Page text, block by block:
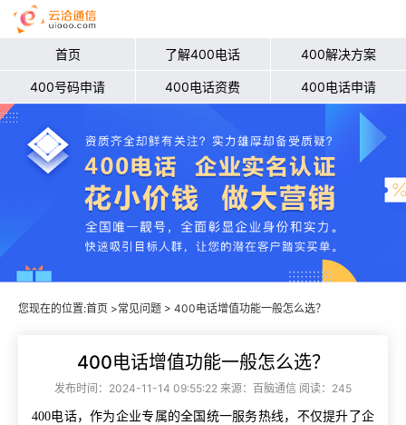
首页 了解400电话 400解决方案
400号码申请 400电话资费 400电话申请
您现在的位置:首页 >常见问题 > 400电话增值功能一般怎么选？
400电话增值功能一般怎么选？
发布时间：2024-11-14 09:55:22 来源：百脑通信 阅读：245
400电话，作为企业专属的全国统一服务热线，不仅提升了企